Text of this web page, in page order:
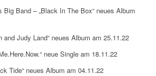
Big Band – „Black In The Box“ neues Album
and Judy Land“ neues Album am 25.11.22
neue Single am 18.11.22
Tide“ neues Album am 04.11.22